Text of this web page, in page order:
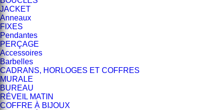
JACKET
Anneaux
FIXES
Pendantes
PERÇAGE
Accessoires
Barbelles
CADRANS, HORLOGES ET COFFRES
MURALE
BUREAU
RÉVEIL MATIN
COFFRE À BIJOUX